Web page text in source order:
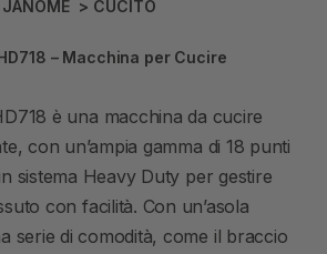
JANOME > CUCITO
– Macchina per Cucire
è una macchina da cucire
con un’ampia gamma di 18 punti
sistema Heavy Duty per gestire
con facilità. Con un’asola
serie di comodità, come il braccio